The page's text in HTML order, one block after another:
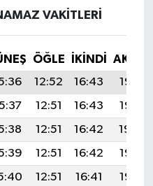
VAKITLERI
ÖĞLE İKINDI
12:52 16:43
19:57
12:51 16:43
19:55
12:51 16:42
19:54
12:51 16:42
19:53
12:51 16:41
19:52